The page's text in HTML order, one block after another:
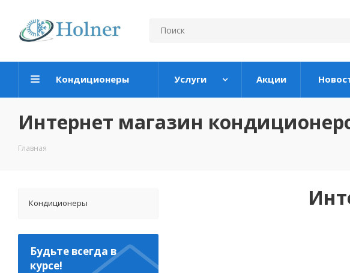
Кондиционеры Услуги Акции
Интернет магазин
Главная
Кондиционеры
Будьте всегда в
курсе!